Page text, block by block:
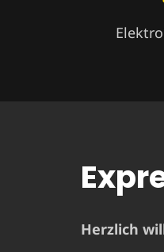
Herzlich